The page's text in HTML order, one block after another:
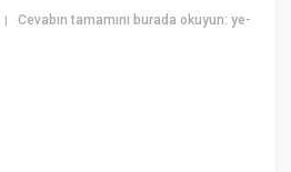
|Cevabın tamamını burada okuyun: ye-